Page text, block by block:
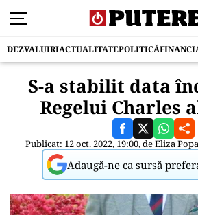
DEZVALUIRIACTUALITATEPOLITICĂ
S-a stabilit data
Regelui Charles
Publicat: 12 oct. 2022, 19:00, deEliza Popa
Adaugă-ne ca sursă